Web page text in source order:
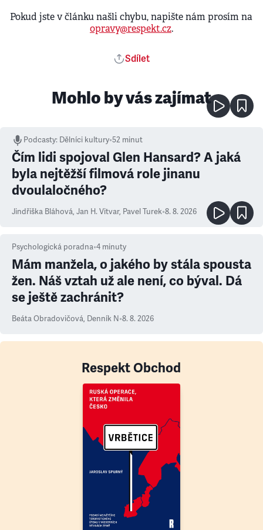
Pokud jste v článku našli chybu, napište nám prosím na
opravy@respekt.cz.
Sdílet
Mohlo by vás zajímat
Podcasty: Dělníci kultury•52 minut
Čím lidi spojoval Glen Hansard? A jaká
byla nejtěžší filmová role jinanu
dvoulaločného?
Jindřiška Bláhová, Jan H. Vitvar, Pavel Turek•8. 8. 2026
Psychologická poradna•4 minuty
Mám manžela, o jakého by stála spousta
žen. Náš vztah už ale není, co býval. Dá
se ještě zachránit?
Beáta Obradovičová, Denník N•8. 8. 2026
Respekt Obchod